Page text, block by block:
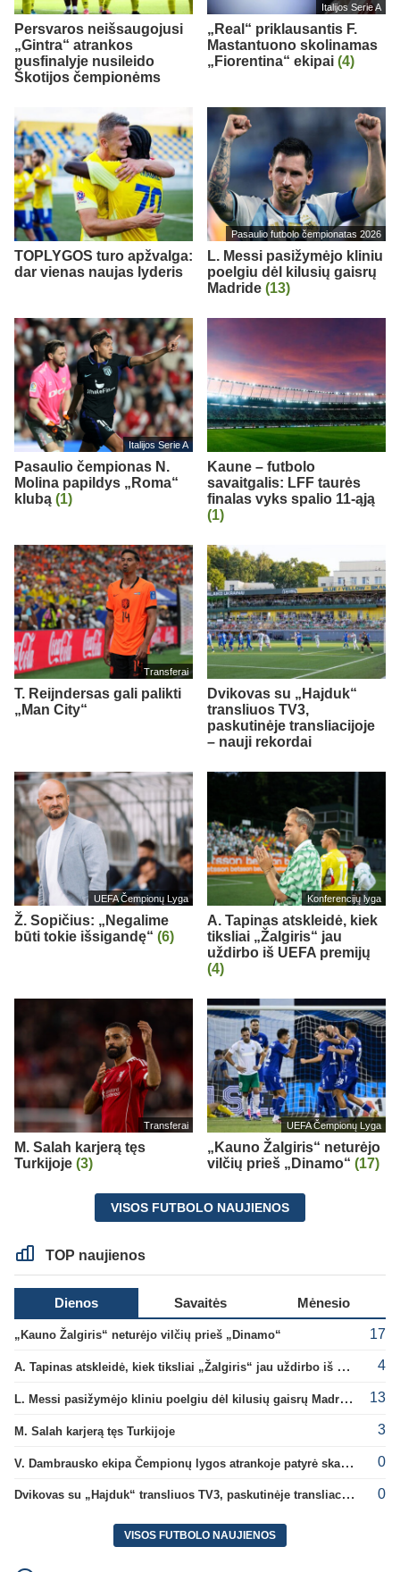
Persvaros neišsaugojusi
„Gintra“ atrankos
pusfinalyje nusileido
Škotijos čempionėms
Italijos Serie A
„Real“ priklausantis F.
Mastantuono skolinamas
„Fiorentina“ ekipai (4)
TOPLYGOS turo apžvalga:
dar vienas naujas lyderis
Pasaulio futbolo čempionatas 2026
L. Messi pasižymėjo kliniu
poelgiu dėl kilusių gaisrų
Madride (13)
Italijos Serie A
Pasaulio čempionas N.
Molina papildys „Roma“
klubą (1)
Kaune – futbolo
savaitgalis: LFF taurės
finalas vyks spalio 11-ąją
(1)
Transferai
T. Reijndersas gali palikti
„Man City“
Dvikovas su „Hajduk“
transliuos TV3,
paskutinėje transliacijoje
– nauji rekordai
UEFA Čempionų Lyga
Ž. Sopičius: „Negalime
būti tokie išsigandę“ (6)
Konferencijų lyga
A. Tapinas atskleidė, kiek
tiksliai „Žalgiris“ jau
uždirbo iš UEFA premijų
(4)
Transferai
M. Salah karjerą tęs
Turkijoje (3)
UEFA Čempionų Lyga
„Kauno Žalgiris“ neturėjo
vilčių prieš „Dinamo“ (17)
VISOS FUTBOLO NAUJIENOS
TOP naujienos
Dienos Savaitės Mėnesio
„Kauno Žalgiris“ neturėjo vilčių prieš „Dinamo“ 17
A. Tapinas atskleidė, kiek tiksliai „Žalgiris“ jau uždirbo iš UEFA premijų 4
L. Messi pasižymėjo kliniu poelgiu dėl kilusių gaisrų Madride 13
M. Salah karjerą tęs Turkijoje 3
V. Dambrausko ekipa Čempionų lygos atrankoje patyrė skaudžią nesėkmę 0
Dvikovas su „Hajduk“ transliuos TV3, paskutinėje transliacijoje – nauji rekordai 0
VISOS FUTBOLO NAUJIENOS